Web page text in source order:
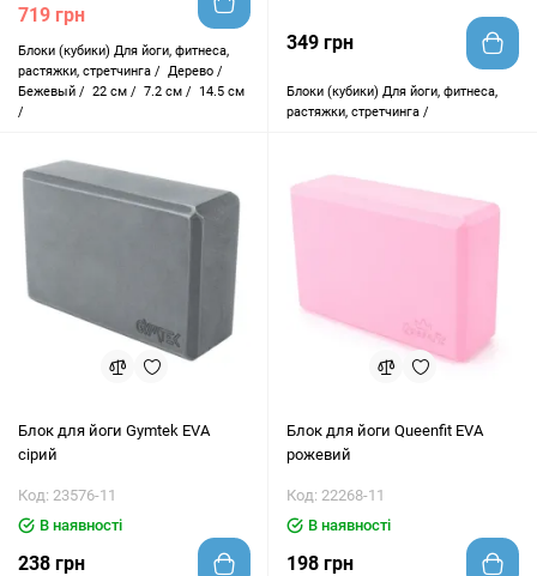
719 грн
Блоки (кубики) Для йоги, фитнеса,
растяжки, стретчинга / Дерево /
Бежевый / 22 см / 7.2 см /
14.5 см
/
349 грн
Блоки (кубики) Для йоги, фитнеса,
растяжки, стретчинга /
Блок для йоги Gymtek EVA
сірий
Код: 23576-11
В наявності
238 грн
Блок для йоги Queenfit EVA
рожевий
Код: 22268-11
В наявності
198 грн